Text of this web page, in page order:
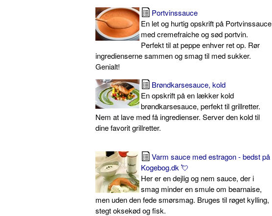
Portvinssauce
En let og hurtig opskrift på Portvinssauce
med cremefraiche og sød portvin.
Perfekt til at peppe enhver ret op. Rør
ingredienserne sammen og smag til med sukker.
Genialt!
Brøndkarsesauce, kold
En opskrift på en lækker kold
brøndkarsesauce, perfekt til grillretter.
Nem at lave med få ingredienser. Server den kold til
dine favorit grillretter.
Varm sauce med estragon - bedst på
Kogebog.dk 💘
Her er en dejlig og nem sauce, der i
smag minder en smule om bearnaise,
men uden den fede smørsmag. Bruges til røget kylling,
stegt oksekød og fisk.